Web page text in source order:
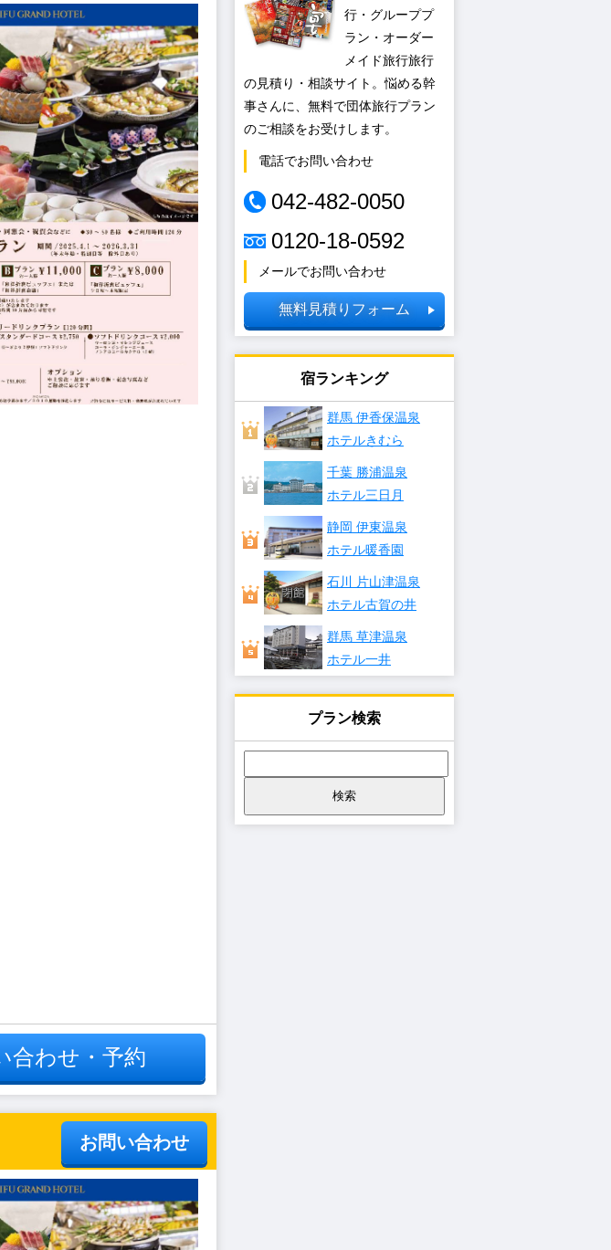
合わせ・予約
お問い合わせ
行・グループプ
ラン・オーダー
メイド旅行旅行
の見積り・相談サイト。悩める幹
事さんに、無料で団体旅行プラン
のご相談をお受けします。
電話でお問い合わせ
042-482-0050
0120-18-0592
メールでお問い合わせ
無料見積りフォーム
宿ランキング
群馬 伊香保温泉
ホテルきむら
千葉 勝浦温泉
ホテル三日月
静岡 伊東温泉
ホテル暖香園
石川 片山津温泉
ホテル古賀の井
群馬 草津温泉
ホテル一井
プラン検索